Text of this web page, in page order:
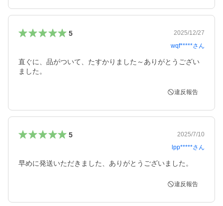
5
2025/12/27
wqf*****さん
直ぐに、品がついて、たすかりました～ありがとうござい
ました。
違反報告
5
2025/7/10
lpp*****さん
早めに発送いただきました、ありがとうございました。
違反報告